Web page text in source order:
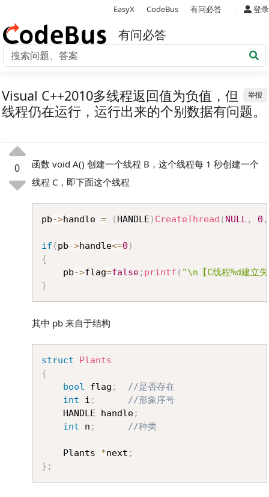
EasyX CodeBus 有问必答 登录
有问必答
举报
Visual C++2010多线程返回值为负值，但
线程仍在运行，运行出来的个别数据有问题。
0
函数 void A() 创建一个线程 B，这个线程每 1 秒创建一个
线程 C，即下面这个线程
pb->handle = ( HANDLE ) CreateThread ( NULL, 0 ,
if ( pb->handle<=0 )
{
	pb
->flag=false; printf ( "\n【C线程%d建立
}
Copy
其中 pb 来自于结构
struct
Plants
{
bool flag ;
//是否存在
int i ;
//形象序号
	HANDLE handle
;
int n ; //种类
	Plants
*next ;
} ;